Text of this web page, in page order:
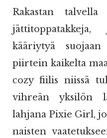
Rakastan talvella
kääriytyä
piirtein kaikelta
cozy fiilis niissä
vihreän yksilön
lahjana Pixie Girl,
naisten